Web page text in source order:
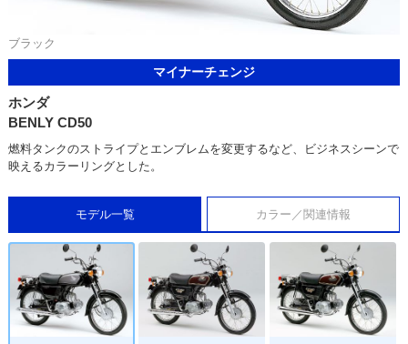
ブラック
マイナーチェンジ
ホンダ
BENLY CD50
燃料タンクのストライプとエンブレムを変更するなど、ビジネスシーンで
映えるカラーリングとした。
モデル一覧 カラー／関連情報